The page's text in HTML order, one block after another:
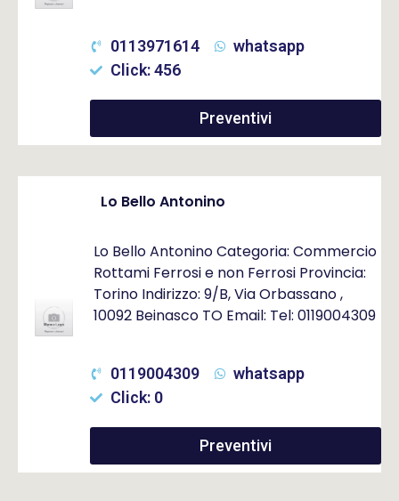
0113971614
whatsapp
Click: 456
Preventivi
Lo Bello Antonino
Lo Bello Antonino Categoria: Commercio
Rottami Ferrosi e non Ferrosi Provincia:
Torino Indirizzo: 9/B, Via Orbassano ,
10092 Beinasco TO Email: Tel: 0119004309
0119004309
whatsapp
Click: 0
Preventivi